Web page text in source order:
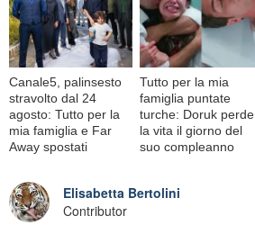
Canale5, palinsesto
stravolto dal 24
agosto: Tutto per la
mia famiglia e Far
Away spostati
Tutto per la mia
famiglia puntate
turche: Doruk perde
la vita il giorno del
suo compleanno
Elisabetta Bertolini
Contributor